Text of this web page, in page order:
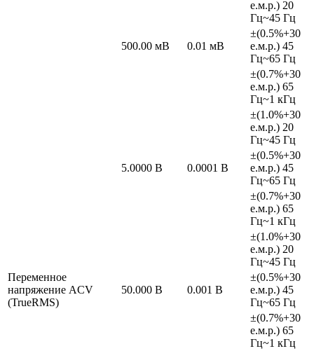
Переменное
напряжение ACV
(TrueRMS)
500.00 мВ 0.01 мВ
е.м.р.) 20
Гц~45 Гц
±(0.5%+30
е.м.р.) 45
Гц~65 Гц
±(0.7%+30
е.м.р.) 65
Гц~1 кГц
5.0000 В 0.0001 В
±(1.0%+30
е.м.р.) 20
Гц~45 Гц
±(0.5%+30
е.м.р.) 45
Гц~65 Гц
±(0.7%+30
е.м.р.) 65
Гц~1 кГц
50.000 В 0.001 В
±(1.0%+30
е.м.р.) 20
Гц~45 Гц
±(0.5%+30
е.м.р.) 45
Гц~65 Гц
±(0.7%+30
е.м.р.) 65
Гц~1 кГц